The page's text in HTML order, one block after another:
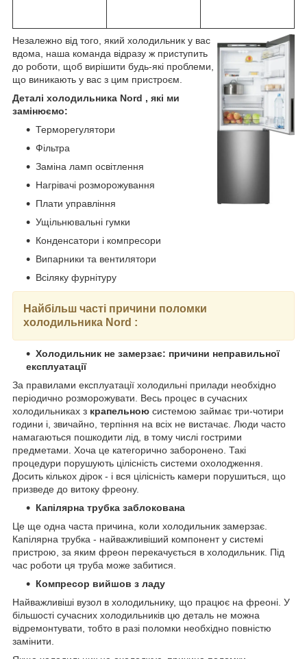
Незалежно від того, який холодильник у вас
вдома, наша команда відразу ж приступить
до роботи, щоб вирішити будь-які проблеми,
що виникають у вас з цим пристроєм.
Деталі холодильника Nord , які ми
замінюємо:
Терморегулятори
Фільтра
Заміна ламп освітлення
Нагрівачі розморожування
Плати управління
Ущільнювальні гумки
Конденсатори і компресори
Випарники та вентилятори
Всіляку фурнітуру
Найбільш часті причини поломки
холодильника Nord :
Холодильник не замерзає: причини неправильної
експлуатації
За правилами експлуатації холодильні прилади необхідно
періодично розморожувати. Весь процес в сучасних
холодильниках з крапельною системою займає три-чотири
години і, звичайно, терпіння на всіх не вистачає. Люди часто
намагаються пошкодити лід, в тому числі гострими
предметами. Хоча це категорично заборонено. Такі
процедури порушують цілісність системи охолодження.
Досить кількох дірок - і вся цілісність камери порушиться, що
призведе до витоку фреону.
Капілярна трубка заблокована
Це ще одна часта причина, коли холодильник замерзає.
Капілярна трубка - найважливіший компонент у системі
пристрою, за яким фреон перекачується в холодильник. Під
час роботи ця труба може забитися.
Компресор вийшов з ладу
Найважливіші вузол в холодильнику, що працює на фреоні. У
більшості сучасних холодильників цю деталь не можна
відремонтувати, тобто в разі поломки необхідно повністю
замінити.